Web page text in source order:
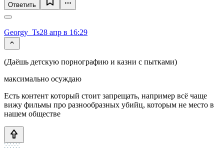
Ответить
Georgy_Ts28 апр в 16:29
(Даёшь детскую порнографию и казни с пытками)
максимально осуждаю
Есть контент который стоит запрещать, например всё чаще
вижу фильмы про разнообразных убийц, которым не место в
нашем обществе